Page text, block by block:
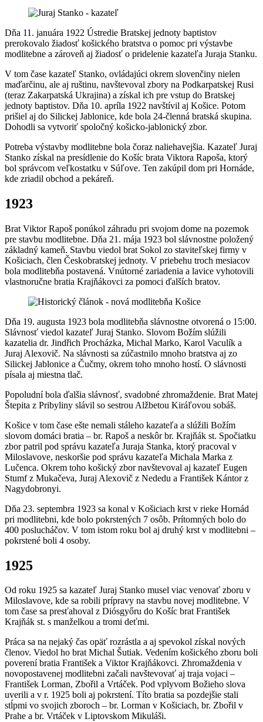
Dňa 11. januára 1922 Ústredie Bratskej jednoty baptistov
prerokovalo žiadosť košického bratstva o pomoc pri výstavbe
modlitebne a zároveň aj žiadosť o pridelenie kazateľa Juraja Stanku.
V tom čase kazateľ Stanko, ovládajúci okrem slovenčiny nielen
maďarčinu, ale aj ruštinu, navštevoval zbory na Podkarpatskej Rusi
(teraz Zakarpatská Ukrajina) a získal ich pre vstup do Bratskej
jednoty baptistov. Dňa 10. apríla 1922 navštívil aj Košice. Potom
prišiel aj do Silickej Jablonice, kde bola 24-členná bratská skupina.
Dohodli sa vytvoriť spoločný košicko-jablonický zbor.
Potreba výstavby modlitebne bola čoraz naliehavejšia. Kazateľ Juraj
Stanko získal na presídlenie do Košíc brata Viktora Rapoša, ktorý
bol správcom veľkostatku v Súľove. Ten zakúpil dom pri Hornáde,
kde zriadil obchod a pekáreň.
1923
Brat Viktor Rapoš ponúkol záhradu pri svojom dome na pozemok
pre stavbu modlitebne. Dňa 21. mája 1923 bol slávnostne položený
základný kameň. Stavbu viedol brat Sokol zo staviteľskej firmy v
Košiciach, člen Českobratskej jednoty. V priebehu troch mesiacov
bola modlitebňa postavená. Vnútorné zariadenia a lavice vyhotovili
vlastnoručne bratia Krajňákovci za pomoci ďalších bratov.
Dňa 19. augusta 1923 bola modlitebňa slávnostne otvorená o 15:00.
Slávnosť viedol kazateľ Juraj Stanko. Slovom Božím slúžili
kazatelia dr. Jindřich Procházka, Michal Marko, Karol Vaculík a
Juraj Alexovič. Na slávnosti sa zúčastnilo mnoho bratstva aj zo
Silickej Jablonice a Čučmy, okrem toho mnoho hostí. O slávnosti
písala aj miestna tlač.
Popoludní bola ďalšia slávnosť, svadobné zhromaždenie. Brat Matej
Štepita z Pribyliny slávil so sestrou Alžbetou Kiráľovou sobáš.
Košice v tom čase ešte nemali stáleho kazateľa a slúžili Božím
slovom domáci bratia – br. Rapoš a neskôr br. Krajňák st. Spočiatku
zbor patril pod správu kazateľa Juraja Stanka, ktorý pracoval v
Miloslavove, neskoršie pod správu kazateľa Michala Marka z
Lučenca. Okrem toho košický zbor navštevoval aj kazateľ Eugen
Stumf z Mukačeva, Juraj Alexovič z Nededu a František Kántor z
Nagydobronyi.
Dňa 23. septembra 1923 sa konal v Košiciach krst v rieke Hornád
pri modlitebni, kde bolo pokrstených 7 osôb. Prítomných bolo do
400 poslucháčov. V tom istom roku bol aj druhý krst v modlitebni –
pokrstené boli 4 osoby.
1925
Od roku 1925 sa kazateľ Juraj Stanko musel viac venovať zboru v
Miloslavove, kde sa robili prípravy na stavbu novej modlitebne. V
tom čase sa presťahoval z Diósgyőru do Košíc brat František
Krajňák st. s manželkou a tromi deťmi.
Práca sa na nejaký čas opäť rozrástla a aj spevokol získal nových
členov. Viedol ho brat Michal Šutiak. Vedením košického zboru boli
poverení bratia František a Viktor Krajňákovci. Zhromaždenia v
novopostavenej modlitebni začali navštevovať aj traja vojaci –
František Lorman, Zbořil a Vrtáček. Pod vplyvom Božieho slova
uverili a v r. 1925 boli aj pokrstení. Títo bratia sa pozdejšie stali
stĺpmi vo svojich zboroch – br. Lorman v Košiciach, br. Zbořil v
Prahe a br. Vrtáček v Liptovskom Mikuláši.